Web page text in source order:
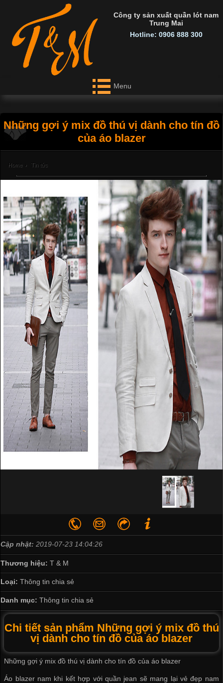
Công ty sản xuất quần lót nam
Trung Mai
Hotline: 0906 888 300
Menu
Những gợi ý mix đồ thú vị dành cho tín đồ
của áo blazer
Home › Tin tức
Cập nhật: 2019-07-23 14:04:26
Thương hiệu: T & M
Loại: Thông tin chia sẻ
Danh mục: Thông tin chia sẻ
Chi tiết sản phẩm Những gợi ý mix đồ thú
vị dành cho tín đồ của áo blazer
Những gợi ý mix đồ thú vị dành cho tín đồ của áo blazer
Áo blazer nam khi kết hợp với quần jean sẽ mang lại vẻ đẹp nam